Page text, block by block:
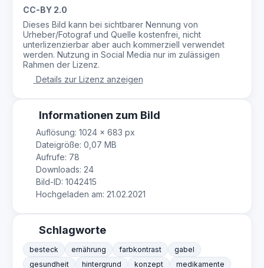
CC-BY 2.0
Dieses Bild kann bei sichtbarer Nennung von
Urheber/Fotograf und Quelle kostenfrei, nicht
unterlizenzierbar aber auch kommerziell verwendet
werden. Nutzung in Social Media nur im zulässigen
Rahmen der Lizenz.
Details zur Lizenz anzeigen
Informationen zum Bild
Auflösung: 1024 × 683 px
Dateigröße: 0,07 MB
Aufrufe: 78
Downloads: 24
Bild-ID: 1042415
Hochgeladen am: 21.02.2021
Schlagworte
besteck ernährung farbkontrast
gabel
gesundheit
hintergrund konzept medikamente